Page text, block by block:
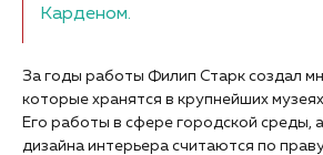
Карденом.
За годы работы Филип Старк создал
которые хранятся в крупнейших
Его работы в сфере городской среды,
дизайна интерьера считаются по